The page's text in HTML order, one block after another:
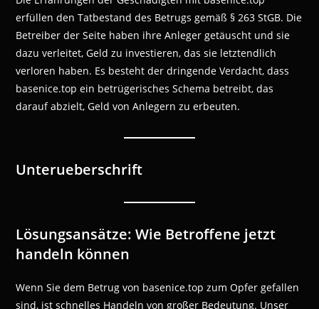
erfüllen den Tatbestand des Betrugs gemäß § 263 StGB. Die
Betreiber der Seite haben ihre Anleger getäuscht und sie
dazu verleitet, Geld zu investieren, das sie letztendlich
verloren haben. Es besteht der dringende Verdacht, dass
basenice.top ein betrügerisches Schema betreibt, das
darauf abzielt, Geld von Anlegern zu erbeuten.
Unterueberschrift
Lösungsansätze: Wie Betroffene jetzt
handeln können
Wenn Sie dem Betrug von basenice.top zum Opfer gefallen
sind, ist schnelles Handeln von großer Bedeutung. Unser